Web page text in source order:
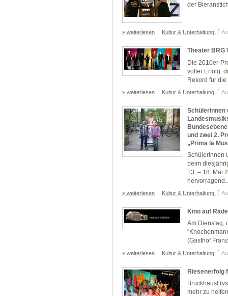
der
» weiterlesen Kultur & Unterhaltung
Theater BRG
Die 2010er-
voller Erfolg:
Rekord für
» weiterlesen Kultur & Unterhaltung
Schülerinnen
und zwei 2.
„Prima la
Schülerinnen
beim
13. – 18. Mai
» weiterlesen Kultur & Unterhaltung
Kino auf
Am Dienstag,
(Gasthof
» weiterlesen Kultur & Unterhaltung
Riesenerfolg
Bruckhäusl
mehr zu